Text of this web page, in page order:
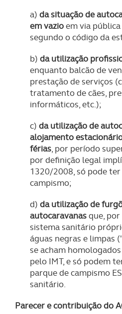
a) da situação de
em vazioem via
segundo o código da
b) da utilização
enquanto balcão de
prestação de serviços
tratamento de cães,
informáticos, etc.);
c) da utilização de
alojamento
férias, por período
por definição legal
1320/2008, só pode
campismo;
d) da utilização de
autocaravanasque,
sistema sanitário
águas negras e limpas
se acham
pelo IMT, e só podem
parque de campismo
sanitário.
Parecer e contribuição do